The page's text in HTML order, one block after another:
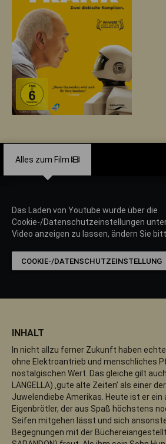
Alles zum Film
Das Laden von Youtube wurde über die
Cookie-/Datenschutzeinstellungen
Video anzeigen zu lassen, ändern Sie
COOKIE-/DATENSCHUTZEINSTELLUNG
INHALT
In nicht allzu ferner Zukunft haben
ohne Elektroantrieb und menschliches
nostalgischen Wert. Das gleiche gilt
LANGELLA) ‚gute alte Zeiten’ als einer
Juwelendiebe Amerikas. Heute ist er
Eigenbrötler, der aus Spaß höchstens
Seifen mitgehen lässt und sich
Begegnungen mit der